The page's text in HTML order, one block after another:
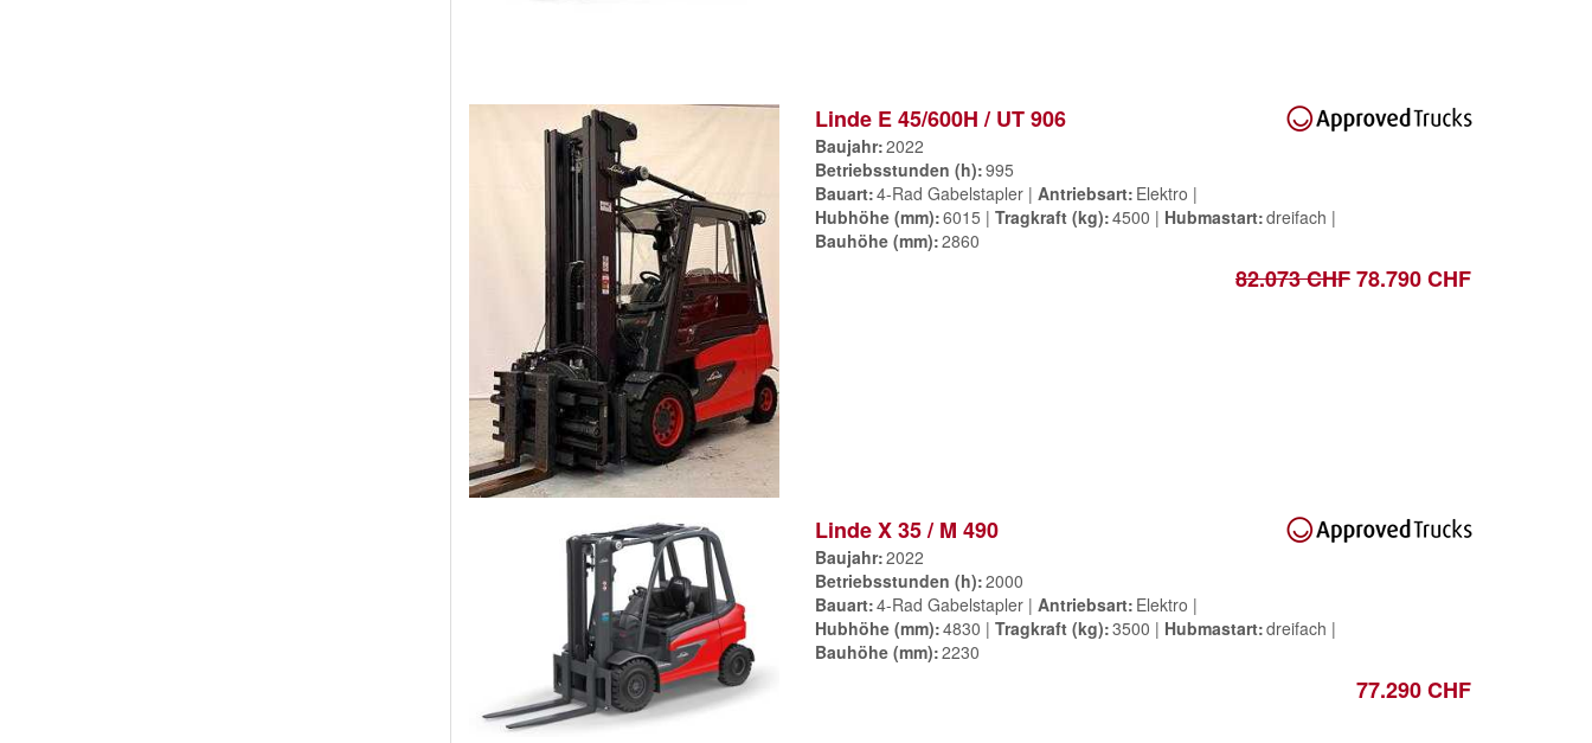
Linde E 45/600H / UT 906
Baujahr 2022
Betriebsstunden (h) 995
Bauart 4-Rad Gabelstapler Antriebsart Elektro
Hubhöhe (mm) 6015 Tragkraft (kg) 4500 Hubmastart dreifach
Bauhöhe (mm) 2860
82.073 CHF78.790 CHF
Linde X 35 / M 490
Baujahr 2022
Betriebsstunden (h) 2000
Bauart 4-Rad Gabelstapler Antriebsart Elektro
Hubhöhe (mm) 4830 Tragkraft (kg) 3500 Hubmastart dreifach
Bauhöhe (mm) 2230
77.290 CHF